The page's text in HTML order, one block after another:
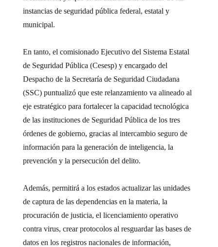
instancias de seguridad pública federal, estatal y
municipal.
En tanto, el comisionado Ejecutivo del Sistema Estatal
de Seguridad Pública (Cesesp) y encargado del
Despacho de la Secretaría de Seguridad Ciudadana
(SSC) puntualizó que este relanzamiento va alineado al
eje estratégico para fortalecer la capacidad tecnológica
de las instituciones de Seguridad Pública de los tres
órdenes de gobierno, gracias al intercambio seguro de
información para la generación de inteligencia, la
prevención y la persecución del delito.
Además, permitirá a los estados actualizar las unidades
de captura de las dependencias en la materia, la
procuración de justicia, el licenciamiento operativo
contra virus, crear protocolos al resguardar las bases de
datos en los registros nacionales de información,